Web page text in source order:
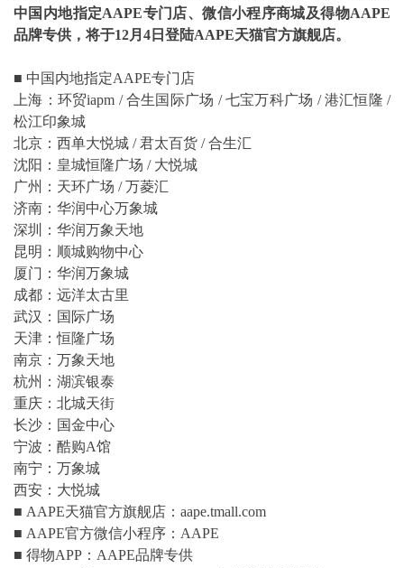
中国内地指定AAPE专门店、微信小程序商城及得物AAPE
品牌专供，将于12月 4 日登陆AAPE天猫官方旗舰店。
■ 中国内地指定AAPE专门店
上海：环贸iapm / 合生国际广场 / 七宝万科广场 / 港汇恒隆 /
松江印象城
北京：西单大悦城 / 君太百货 / 合生汇
沈阳：皇城恒隆广场 / 大悦城
广州：天环广场 / 万菱汇
济南：华润中心万象城
深圳：华润万象天地
昆明：顺城购物中心
厦门：华润万象城
成都：远洋太古里
武汉：国际广场
天津：恒隆广场
南京：万象天地
杭州：湖滨银泰
重庆：北城天街
长沙：国金中心
宁波：酷购A馆
南宁：万象城
西安：大悦城
■ AAPE天猫官方旗舰店：aape.tmall.com
■ AAPE官方微信小程序：AAPE
■ 得物APP：AAPE品牌专供